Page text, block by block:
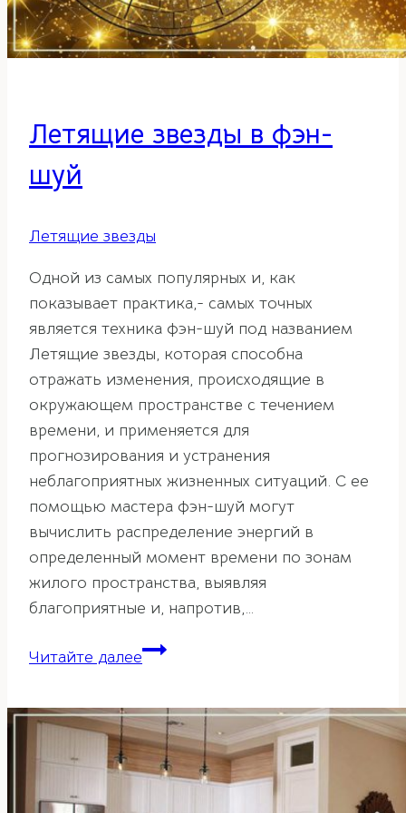
Летящие звезды в фэн-
шуй
Летящие звезды
Одной из самых популярных и, как
показывает практика,- самых точных
является техника фэн-шуй под названием
Летящие звезды, которая способна
отражать изменения, происходящие в
окружающем пространстве с течением
времени, и применяется для
прогнозирования и устранения
неблагоприятных жизненных ситуаций. С ее
помощью мастера фэн-шуй могут
вычислить распределение энергий в
определенный момент времени по зонам
жилого пространства, выявляя
благоприятные и, напротив,…
Читайте далееЛетящие
фэн-
шуй